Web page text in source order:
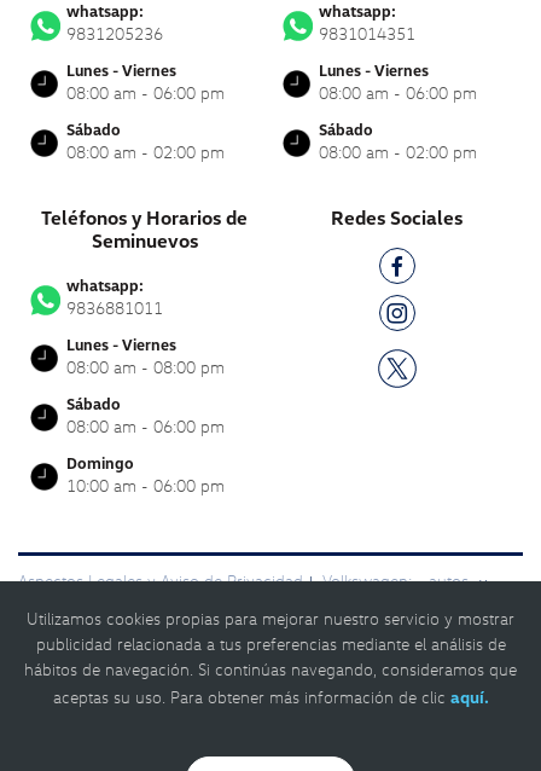
Utilizamos cookies propias para mejorar nuestro servicio y mostrar
publicidad relacionada a tus preferencias mediante el análisis de
hábitos de navegación. Si continúas navegando, consideramos que
aceptas su uso. Para obtener más información de clic aquí.
whatsapp:
9831205236
Lunes - Viernes
08:00 am - 06:00 pm
Sábado
08:00 am - 02:00 pm
whatsapp:
9831014351
Lunes - Viernes
08:00 am - 06:00 pm
Sábado
08:00 am - 02:00 pm
Teléfonos y Horarios de
Seminuevos
whatsapp:
9836881011
Lunes - Viernes
08:00 am - 08:00 pm
Sábado
08:00 am - 06:00 pm
Domingo
10:00 am - 06:00 pm
Redes Sociales
Aspectos Legales y Aviso de Privacidad | Volkswagen: autos y
Volkswagen, A. C. 2024
© Volkswagen 2026